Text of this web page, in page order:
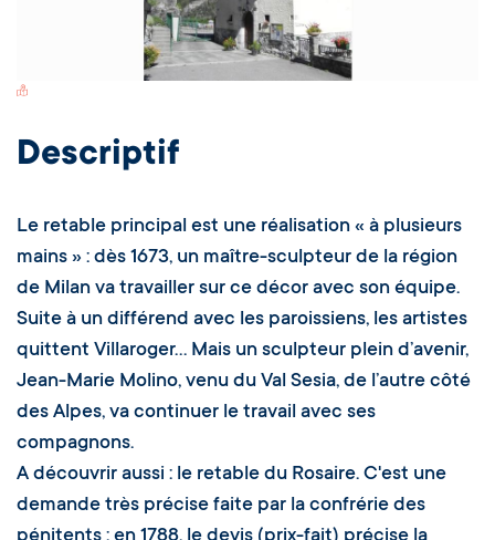
Switch Carte/Photos
Descriptif
Le retable principal est une réalisation « à plusieurs
mains » : dès 1673, un maître-sculpteur de la région
de Milan va travailler sur ce décor avec son équipe.
Suite à un différend avec les paroissiens, les artistes
quittent Villaroger… Mais un sculpteur plein d’avenir,
Jean-Marie Molino, venu du Val Sesia, de l’autre côté
des Alpes, va continuer le travail avec ses
compagnons.
A découvrir aussi : le retable du Rosaire. C'est une
demande très précise faite par la confrérie des